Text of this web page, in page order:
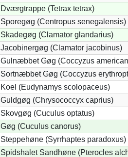
Dværgtrappe (Tetrax tetrax)
Sporegøg (Centropus senegalensis)
Skadegøg (Clamator glandarius)
Jacobinergøg (Clamator jacobinus)
Gulnæbbet Gøg (Coccyzus
Sortnæbbet Gøg (Coccyzus
Koel (Eudynamys scolopaceus)
Guldgøg (Chrysococcyx caprius)
Skovgøg (Cuculus optatus)
Gøg (Cuculus canorus)
Steppehøne (Syrrhaptes paradoxus)
Spidshalet Sandhøne (Pterocles